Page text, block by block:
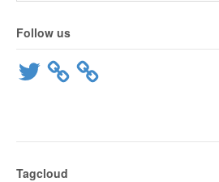
Follow us
Twitter
Tagcloud